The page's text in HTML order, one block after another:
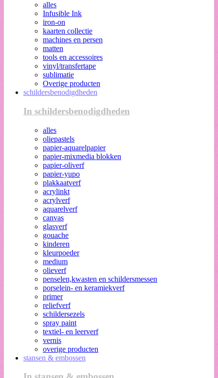
alles
Infusible Ink
iron-on
kaarten collectie
machines en persen
matten
tools en accessoires
vinyl/transfertape
sublimatie
Overige producten
schildersbenodigdheden
In schildersbenodigdheden
alles
oliepastels
papier-aquarelpapier
papier-mixmedia blokken
papier-oliverf
papier-yupo
plakkaatverf
acrylinkt
acrylverf
aquarelverf
canvas
glasverf
gouache
kinderen
kleurpoeder
medium
olieverf
penselen,kwasten en schildersmessen
porselein- en keramiekverf
primer
reliefverf
schildersezels
spray paint
textiel- en leerverf
vernis
overige producten
stansen & embossen